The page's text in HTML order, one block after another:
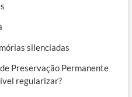
silenciadas
Preservação Permanente
regularizar?